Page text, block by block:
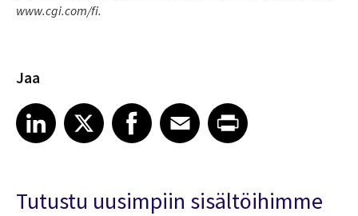
www.cgi.com/fi.
Jaa
Share article on LinkedIn
LinkedIn
Share article on XShare article on Facebook
Facebook
Share article on Email
EmailShare article on Print
Tutustu uusimpiin sisältöihimme